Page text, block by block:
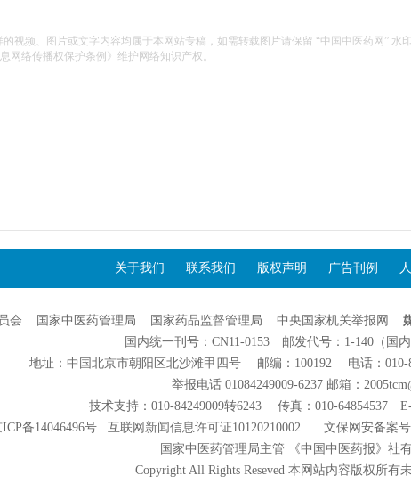
视频、图片或文字内容均属于本网站专稿，如需转载图片请保留 “中国中医药网” 水
网络传播权保护条例》维护网络知识产权。
关于我们 联系我们 版权声明 广告刊例
会 国家中医药管理局 国家药品监督管理局 中央国家机关举报网
国内统一刊号：CN11-0153 邮发代号：1-140（国内
地址：中国北京市朝阳区北沙滩甲四号 邮编：100192 电话：010-
举报电话 01084249009-6237 邮箱：
技术支持：010-84249009转6243 传真：010-64854537 E-
备14046496号
互联网新闻信息许可证10120210002文保网安备案
国家中医药管理局主管 《中国中医药报》社
Copyright All Rights Reseved 本网站内容版权所有